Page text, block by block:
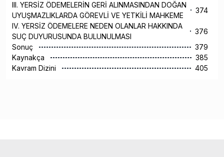
III. YERSİZ ÖDEMELERİN GERİ ALINMASINDAN DOĞAN
UYUŞMAZLIKLARDA GÖREVLİ VE YETKİLİ MAHKEME
374
IV. YERSİZ ÖDEMELERE NEDEN OLANLAR HAKKINDA
SUÇ DUYURUSUNDA BULUNULMASI
376
Sonuç
379
Kaynakça
385
Kavram Dizini
405